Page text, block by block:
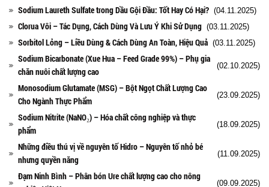
Sodium Laureth Sulfate trong Dầu Gội Đầu: Tốt Hay Có Hại? (04.11.2025)
Clorua Vôi – Tác Dụng, Cách Dùng Và Lưu Ý Khi Sử Dụng (03.11.2025)
Sorbitol Lỏng – Liều Dùng & Cách Dùng An Toàn, Hiệu Quả (03.11.2025)
Sodium Bicarbonate (Xue Hua – Feed Grade 99%) – Phụ gia
chăn nuôi chất lượng cao
(02.10.2025)
Monosodium Glutamate (MSG) – Bột Ngọt Chất Lượng Cao
Cho Ngành Thực Phẩm
(23.09.2025)
Sodium Nitrite (NaNO₂) – Hóa chất công nghiệp và thực
phẩm
(18.09.2025)
Những điều thú vị về nguyên tố Hidro – Nguyên tố nhỏ bé
nhưng quyền năng
(11.09.2025)
Đạm Ninh Bình – Phân bón Ure chất lượng cao cho nông
(09.09.2025)